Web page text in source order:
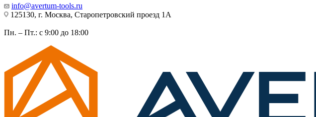
info@avertum-tools.ru
125130, г. Москва, Старопетровский проезд 1А
Пн. – Пт.: с 9:00 до 18:00